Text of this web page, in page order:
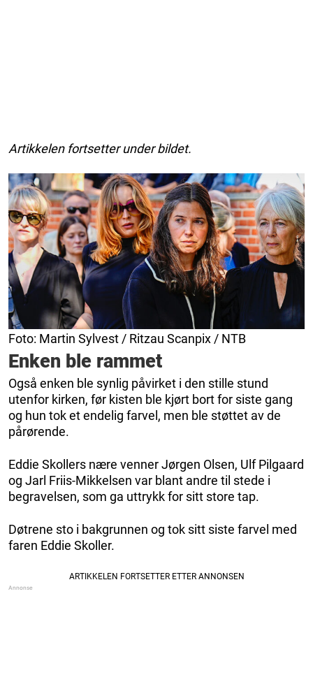
Artikkelen fortsetter under bildet.
Foto: Martin Sylvest / Ritzau Scanpix / NTB
Enken ble rammet
Også enken ble synlig påvirket i den stille stund
utenfor kirken, før kisten ble kjørt bort for siste gang
og hun tok et endelig farvel, men ble støttet av de
pårørende.
Eddie Skollers nære venner Jørgen Olsen, Ulf Pilgaard
og Jarl Friis-Mikkelsen var blant andre til stede i
begravelsen, som ga uttrykk for sitt store tap.
Døtrene sto i bakgrunnen og tok sitt siste farvel med
faren Eddie Skoller.